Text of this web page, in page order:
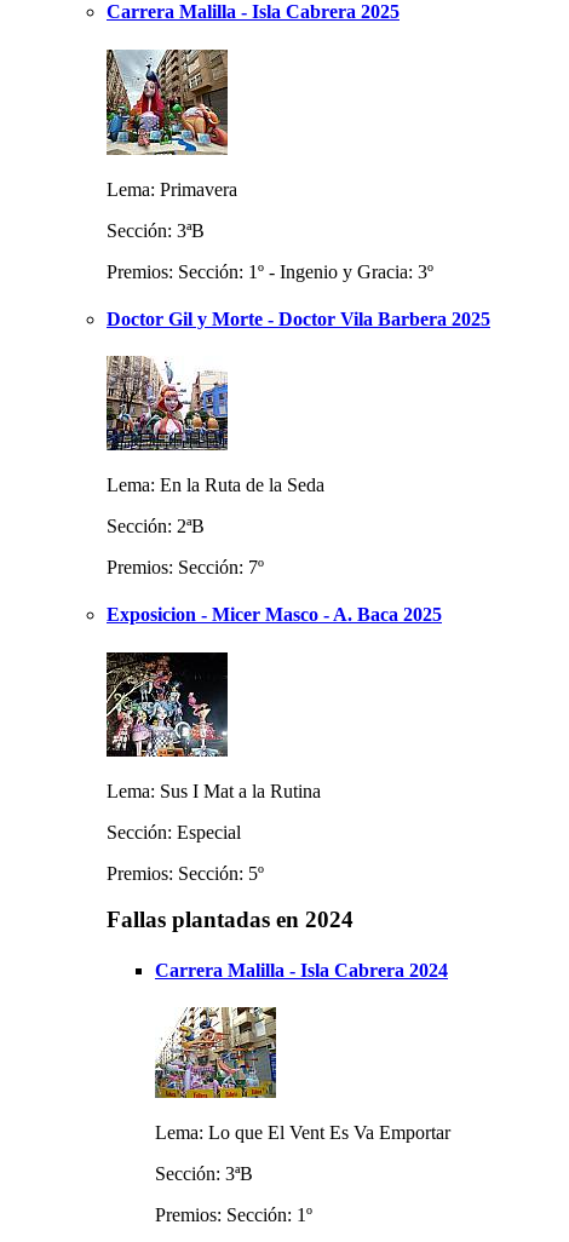
Carrera Malilla - Isla Cabrera 2025
Lema: Primavera
Sección: 3ªB
Premios: Sección: 1º - Ingenio y Gracia: 3º
Doctor Gil y Morte - Doctor Vila Barbera 2025
Lema: En la Ruta de la Seda
Sección: 2ªB
Premios: Sección: 7º
Exposicion - Micer Masco - A. Baca 2025
Lema: Sus I Mat a la Rutina
Sección: Especial
Premios: Sección: 5º
Fallas plantadas en 2024
Carrera Malilla - Isla Cabrera 2024
Lema: Lo que El Vent Es Va Emportar
Sección: 3ªB
Premios: Sección: 1º